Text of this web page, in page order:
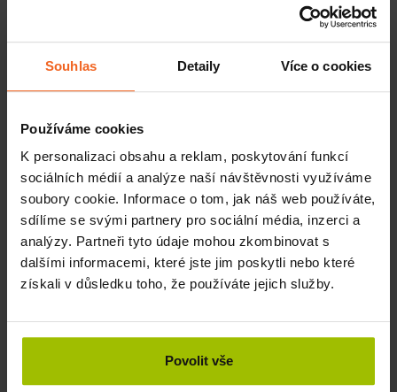
Souhlas Detaily Více o cookies
Používáme cookies
K personalizaci obsahu a reklam, poskytování funkcí
sociálních médií a analýze naší návštěvnosti využíváme
soubory cookie. Informace o tom, jak náš web používáte,
sdílíme se svými partnery pro sociální média, inzerci a
analýzy. Partneři tyto údaje mohou zkombinovat s
dalšími informacemi, které jste jim poskytli nebo které
získali v důsledku toho, že používáte jejich služby.
Povolit vše
baňkovat chvilku předtím, než půjdete
spát.Nedoporučujemebaňkovat krátce po sportovním
výkonu či jídle.
Baňky přikládejte stejným způsobem, jako je uvedený výše.
ložiska bolesti. Aby byla léčba co nejúčinnější, přiložte
baňky i tam.
UPOZORNĚNÍ:Silikonový ventilek na rozdíl od baněk při
sterilizaci postupně ztrácí své vlastnosti. Doporučujeme jej
proto před každou sterilizací z baňky sundat.
Baňky nejen se skvělou přilnavostí k